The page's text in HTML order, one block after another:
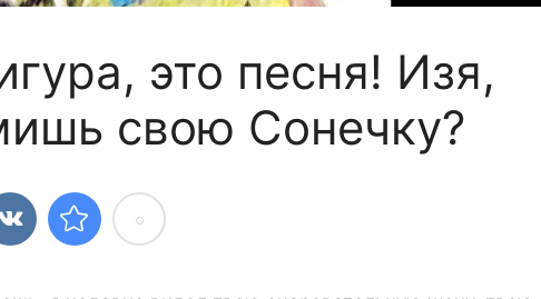
это песня! Изя,
свою Сонечку?